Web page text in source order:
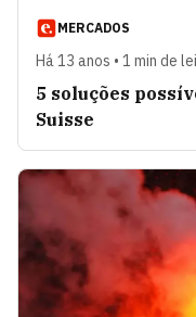
MERCADOS
Há 13 anos • 1 min de
5 soluções
Suisse